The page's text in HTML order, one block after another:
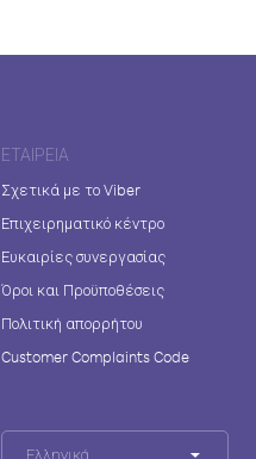
ΕΤΑΙΡΕΊΑ
Σχετικά με το Viber
Επιχειρηματικό κέντρο
Ευκαιρίες συνεργασίας
Όροι και Προϋποθέσεις
Πολιτική απορρήτου
Customer Complaints Code
Ελληνικά